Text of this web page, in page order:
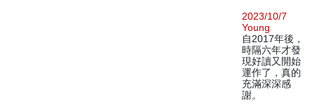
2023/10/7
Young
自2017年後，
時隔六年才發
現好讀又開始
運作了，真的
充滿深深感
謝。